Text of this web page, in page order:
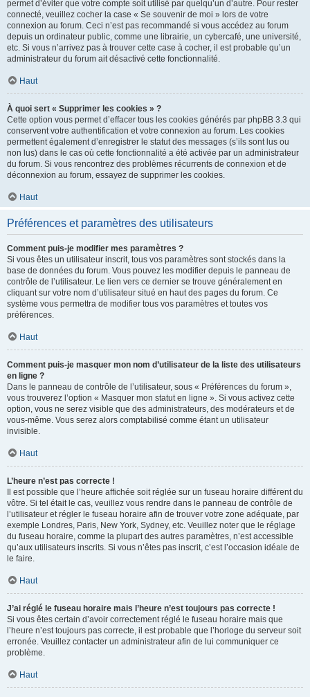
permet d’éviter que votre compte soit utilisé par quelqu’un d’autre. Pour rester
connecté, veuillez cocher la case « Se souvenir de moi » lors de votre
connexion au forum. Ceci n’est pas recommandé si vous accédez au forum
depuis un ordinateur public, comme une librairie, un cybercafé, une université,
etc. Si vous n’arrivez pas à trouver cette case à cocher, il est probable qu’un
administrateur du forum ait désactivé cette fonctionnalité.
Haut
À quoi sert « Supprimer les cookies » ?
Cette option vous permet d’effacer tous les cookies générés par phpBB 3.3 qui
conservent votre authentification et votre connexion au forum. Les cookies
permettent également d’enregistrer le statut des messages (s’ils sont lus ou
non lus) dans le cas où cette fonctionnalité a été activée par un administrateur
du forum. Si vous rencontrez des problèmes récurrents de connexion et de
déconnexion au forum, essayez de supprimer les cookies.
Haut
Préférences et paramètres des utilisateurs
Comment puis-je modifier mes paramètres ?
Si vous êtes un utilisateur inscrit, tous vos paramètres sont stockés dans la
base de données du forum. Vous pouvez les modifier depuis le panneau de
contrôle de l’utilisateur. Le lien vers ce dernier se trouve généralement en
cliquant sur votre nom d’utilisateur situé en haut des pages du forum. Ce
système vous permettra de modifier tous vos paramètres et toutes vos
préférences.
Haut
Comment puis-je masquer mon nom d’utilisateur de la liste des utilisateurs
en ligne ?
Dans le panneau de contrôle de l’utilisateur, sous « Préférences du forum »,
vous trouverez l’option « Masquer mon statut en ligne ». Si vous activez cette
option, vous ne serez visible que des administrateurs, des modérateurs et de
vous-même. Vous serez alors comptabilisé comme étant un utilisateur
invisible.
Haut
L’heure n’est pas correcte !
Il est possible que l’heure affichée soit réglée sur un fuseau horaire différent du
vôtre. Si tel était le cas, veuillez vous rendre dans le panneau de contrôle de
l’utilisateur et régler le fuseau horaire afin de trouver votre zone adéquate, par
exemple Londres, Paris, New York, Sydney, etc. Veuillez noter que le réglage
du fuseau horaire, comme la plupart des autres paramètres, n’est accessible
qu’aux utilisateurs inscrits. Si vous n’êtes pas inscrit, c’est l’occasion idéale de
le faire.
Haut
J’ai réglé le fuseau horaire mais l’heure n’est toujours pas correcte !
Si vous êtes certain d’avoir correctement réglé le fuseau horaire mais que
l’heure n’est toujours pas correcte, il est probable que l’horloge du serveur soit
erronée. Veuillez contacter un administrateur afin de lui communiquer ce
problème.
Haut